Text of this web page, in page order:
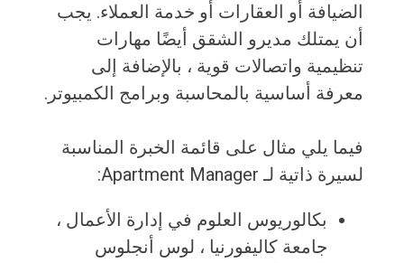
الضيافة أو العقارات أو خدمة العملاء. يجب
أن يمتلك مديرو الشقق أيضًا مهارات
تنظيمية واتصالات قوية ، بالإضافة إلى
معرفة أساسية بالمحاسبة وبرامج الكمبيوتر.
فيما يلي مثال على قائمة الخبرة المناسبة
لسيرة ذاتية لـ Apartment Manager:
بكالوريوس العلوم في إدارة الأعمال ،
جامعة كاليفورنيا ، لوس أنجلوس